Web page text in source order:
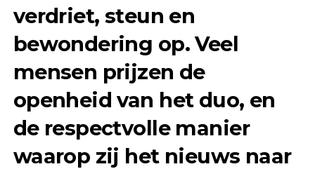
verdriet, steun en
bewondering op. Veel
mensen prijzen de
openheid van het duo, en
de respectvolle manier
waarop zij het nieuws naar